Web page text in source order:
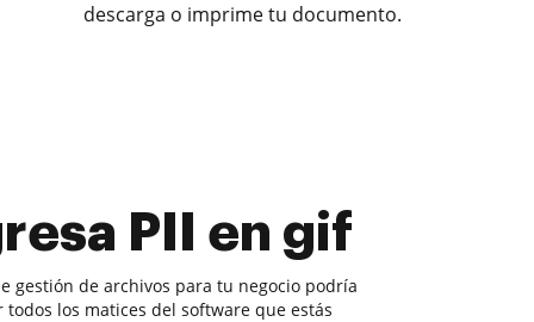
descarga o imprime tu documento.
PII en gif
gestión de archivos para tu negocio podría
los matices del software que estás